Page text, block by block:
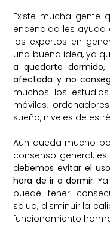
Existe mucha gente
encendida les ayuda
los expertos en
una buena idea, ya
a quedarte
afectada y no
muchos los
móviles,
sueño, niveles de
Aún queda mucho
consenso general,
debemos evitar el
hora de ir a dormir.
puede tener
salud, disminuir la
funcionamiento